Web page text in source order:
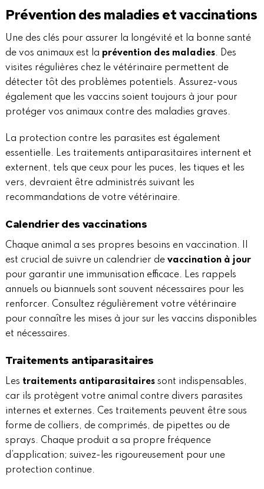
Prévention des maladies et vaccinations
Une des clés pour assurer la longévité et la bonne santé
de vos animaux est la prévention des maladies. Des
visites régulières chez le vétérinaire permettent de
détecter tôt des problèmes potentiels. Assurez-vous
également que les vaccins soient toujours à jour pour
protéger vos animaux contre des maladies graves.
La protection contre les parasites est également
essentielle. Les traitements antiparasitaires internent et
externent, tels que ceux pour les puces, les tiques et les
vers, devraient être administrés suivant les
recommandations de votre vétérinaire.
Calendrier des vaccinations
Chaque animal a ses propres besoins en vaccination. Il
est crucial de suivre un calendrier de vaccination à jour
pour garantir une immunisation efficace. Les rappels
annuels ou biannuels sont souvent nécessaires pour les
renforcer. Consultez régulièrement votre vétérinaire
pour connaître les mises à jour sur les vaccins disponibles
et nécessaires.
Traitements antiparasitaires
Les traitements antiparasitairessont indispensables,
car ils protègent votre animal contre divers parasites
internes et externes. Ces traitements peuvent être sous
forme de colliers, de comprimés, de pipettes ou de
sprays. Chaque produit a sa propre fréquence
d’application; suivez-les rigoureusement pour une
protection continue.